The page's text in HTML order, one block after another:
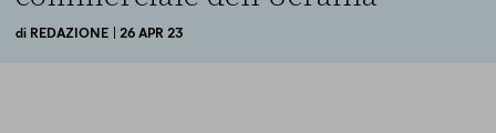
di REDAZIONE | 26 APR 23